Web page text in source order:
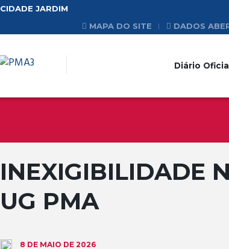
CIDADE JARDIM
MAPA DO SITE
DADOS
Diário Oficial
INEXIGIBILIDADE
UG PMA
8 DE MAIO DE 2026